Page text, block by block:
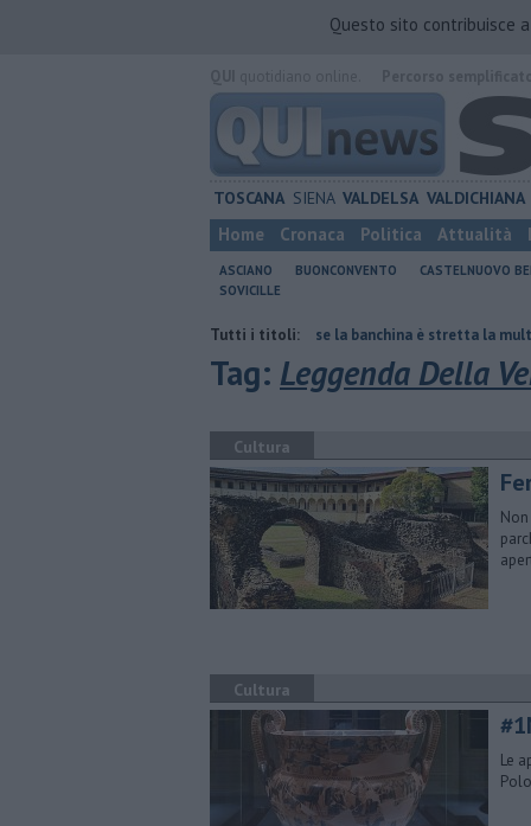
Questo sito contribuisce
TOSCANA SIENA VALDELSA VALDICHIANA
Home Cronaca Politica Attualità
ASCIANO BUONCONVENTO CASTELNUOVO
SOVICILLE
Tutti i titoli:
Autovelox, se la banchina è stretta la multa è nulla
Tag: Leggenda Della
Cultura
Cultura
Le